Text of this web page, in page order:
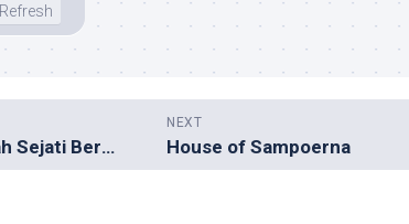
Refresh
NEXT
House of Sampoerna
Menjadi Ayah Sejati Berkat Serbuan Alien